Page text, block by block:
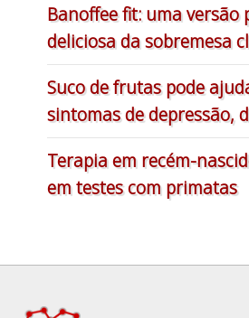
Banoffee fit: uma versão
deliciosa da sobremesa
Suco de frutas pode
sintomas de depressão,
Terapia em recém-
em testes com primatas